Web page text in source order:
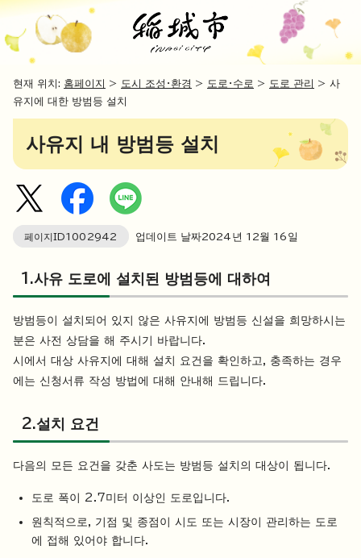
현재 위치: 홈페이지 > 도시 조성・환경 > 도로・수로 > 도로 관리
> 사
유지에 대한 방범등 설치
사유지 내 방범등 설치
페이지ID1002942 업데이트 날짜2024 년 12월 16 일
1.사유 도로에 설치된 방범등에 대하여
방범등이 설치되어 있지 않은 사유지에 방범등 신설을 희망하시는
분은 사전 상담을 해 주시기 바랍니다.
시에서 대상 사유지에 대해 설치 요건을 확인하고, 충족하는 경우
에는 신청서류 작성 방법에 대해 안내해 드립니다.
2.설치 요건
다음의 모든 요건을 갖춘 사도는 방범등 설치의 대상이 됩니다.
도로 폭이 2.7미터 이상인 도로입니다.
원칙적으로, 기점 및 종점이 시도 또는 시장이 관리하는 도로
에 접해 있어야 합니다.